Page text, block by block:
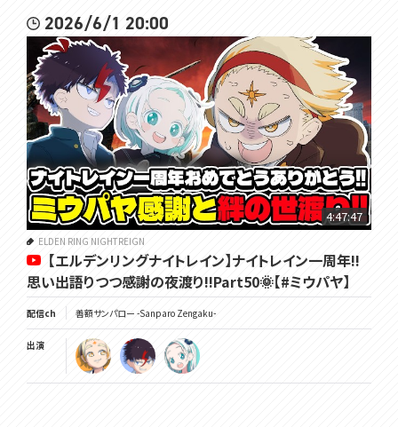
2026/6/1 20:00
4:47:47
ELDEN RING NIGHTREIGN
【エルデンリングナイトレイン】ナイトレイン一周年!!
思い出語りつつ感謝の夜渡り!!Part50🌞【#ミウパヤ】
配信ch 善額サンパロー -Sanparo Zengaku-
出演